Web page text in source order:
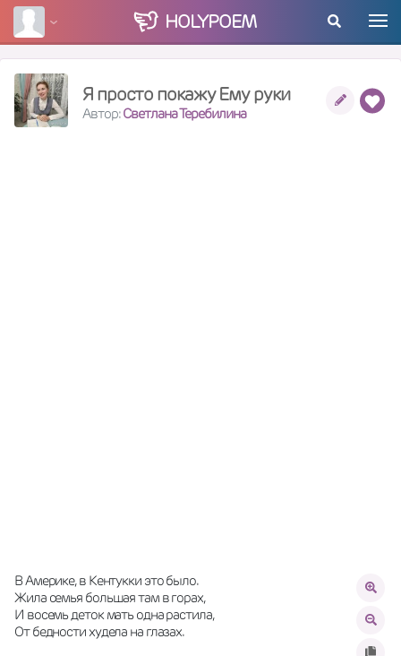
HOLYPOEM
Я просто покажу Ему руки
Автор:Светлана Теребилина
В Америке, в Кентукки это было.
Жила семья большая там в горах,
И восемь деток мать одна растила,
От бедности худела на глазах.